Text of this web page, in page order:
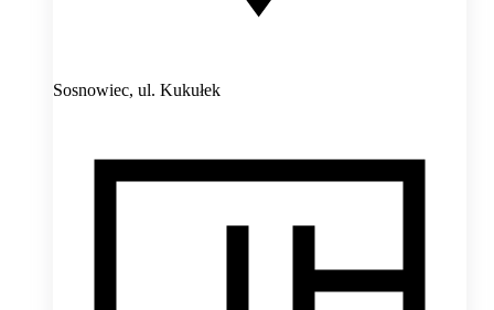
Sosnowiec, ul. Kukułek